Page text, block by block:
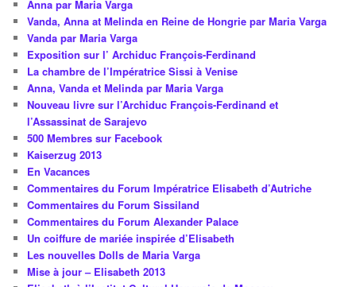
Anna par Maria Varga
Vanda, Anna at Melinda en Reine de Hongrie par Maria Varga
Vanda par Maria Varga
Exposition sur l’ Archiduc François-Ferdinand
La chambre de l’Impératrice Sissi à Venise
Anna, Vanda et Melinda par Maria Varga
Nouveau livre sur l’Archiduc François-Ferdinand et
l’Assassinat de Sarajevo
500 Membres sur Facebook
Kaiserzug 2013
En Vacances
Commentaires du Forum Impératrice Elisabeth d’Autriche
Commentaires du Forum Sissiland
Commentaires du Forum Alexander Palace
Un coiffure de mariée inspirée d’Elisabeth
Les nouvelles Dolls de Maria Varga
Mise à jour – Elisabeth 2013